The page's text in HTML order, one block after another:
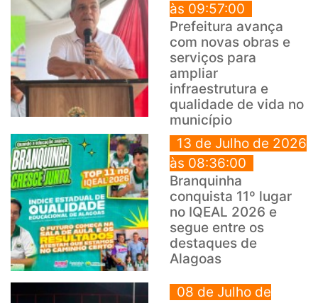
às 09:57:00
Prefeitura avança
com novas obras e
serviços para
ampliar
infraestrutura e
qualidade de vida no
município
13 de Julho de 2026
às 08:36:00
Branquinha
conquista 11º lugar
no IQEAL 2026 e
segue entre os
destaques de
Alagoas
08 de Julho de